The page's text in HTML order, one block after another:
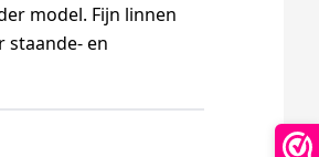
model. Fijn linnen
staande- en